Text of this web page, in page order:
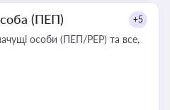
(ПЕП) +5
особи (ПЕП/PEP) та все,